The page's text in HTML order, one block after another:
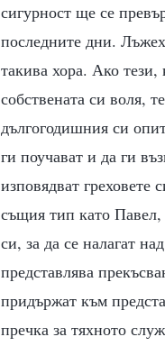
сигурност ще се
последните дни.
такива хора. Ако тези,
собствената си воля,
дългогодишния си
ги поучават и да ги
изповядват греховете
същия тип като Павел,
си, за да се налагат
представлява
придържат към
пречка за тяхното